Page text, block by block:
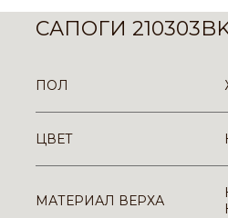
САПОГИ
ПОЛ
ЦВЕТ
МАТЕРИАЛ ВЕРХА